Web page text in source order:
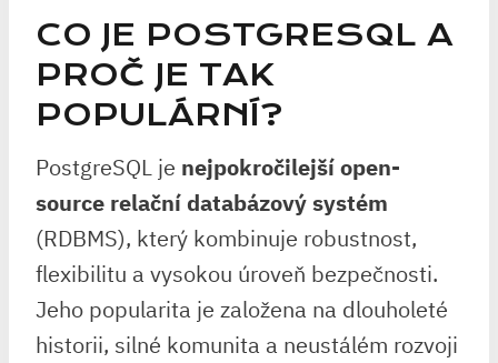
CO JE POSTGRESQL A
PROČ JE TAK
POPULÁRNÍ?
PostgreSQL je nejpokročilejší open-
source relační databázový systém
(RDBMS), který kombinuje robustnost,
flexibilitu a vysokou úroveň bezpečnosti.
Jeho popularita je založena na dlouholeté
historii, silné komunita a neustálém rozvoji